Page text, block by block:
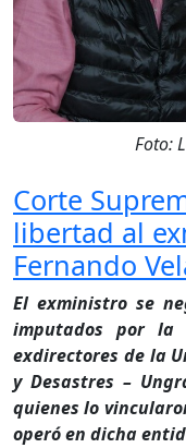
Foto:
Corte
libertad al
Fernando
El exministro se
imputados por la
exdirectores de la
y Desastres –
quienes lo
operó en dicha